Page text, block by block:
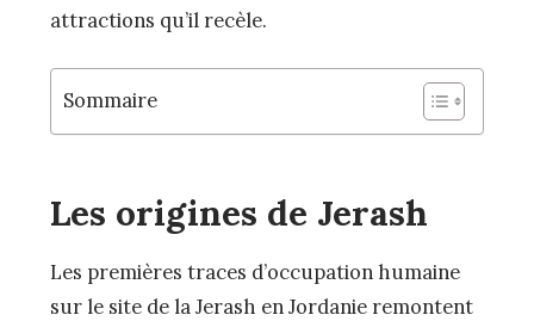
attractions qu’il recèle.
Sommaire
Les origines de Jerash
Les premières traces d’occupation humaine
sur le site de la Jerash en Jordanie remontent